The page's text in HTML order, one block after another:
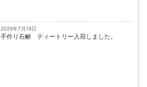
2026年7月16日
手作り石鹸 ティートリー入荷しました。